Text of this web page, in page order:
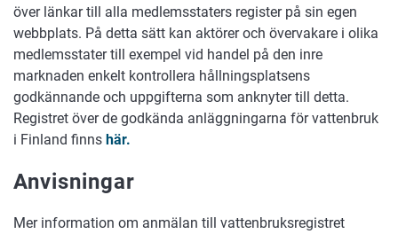
över länkar till alla medlemsstaters register på sin egen
webbplats. På detta sätt kan aktörer och övervakare i olika
medlemsstater till exempel vid handel på den inre
marknaden enkelt kontrollera hållningsplatsens
godkännande och uppgifterna som anknyter till detta.
Registret över de godkända anläggningarna för vattenbruk
i Finland finns här.
Anvisningar
Mer information om anmälan till vattenbruksregistret